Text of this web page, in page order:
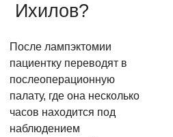
Ихилов?
После лампэктомии
пациентку переводят в
послеоперационную
палату, где она несколько
часов находится под
наблюдением